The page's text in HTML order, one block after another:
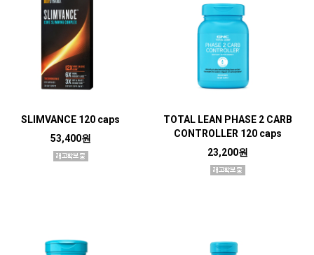
SLIMVANCE 120 caps
53,400원
TOTAL LEAN PHASE 2 CARB
CONTROLLER 120 caps
23,200원